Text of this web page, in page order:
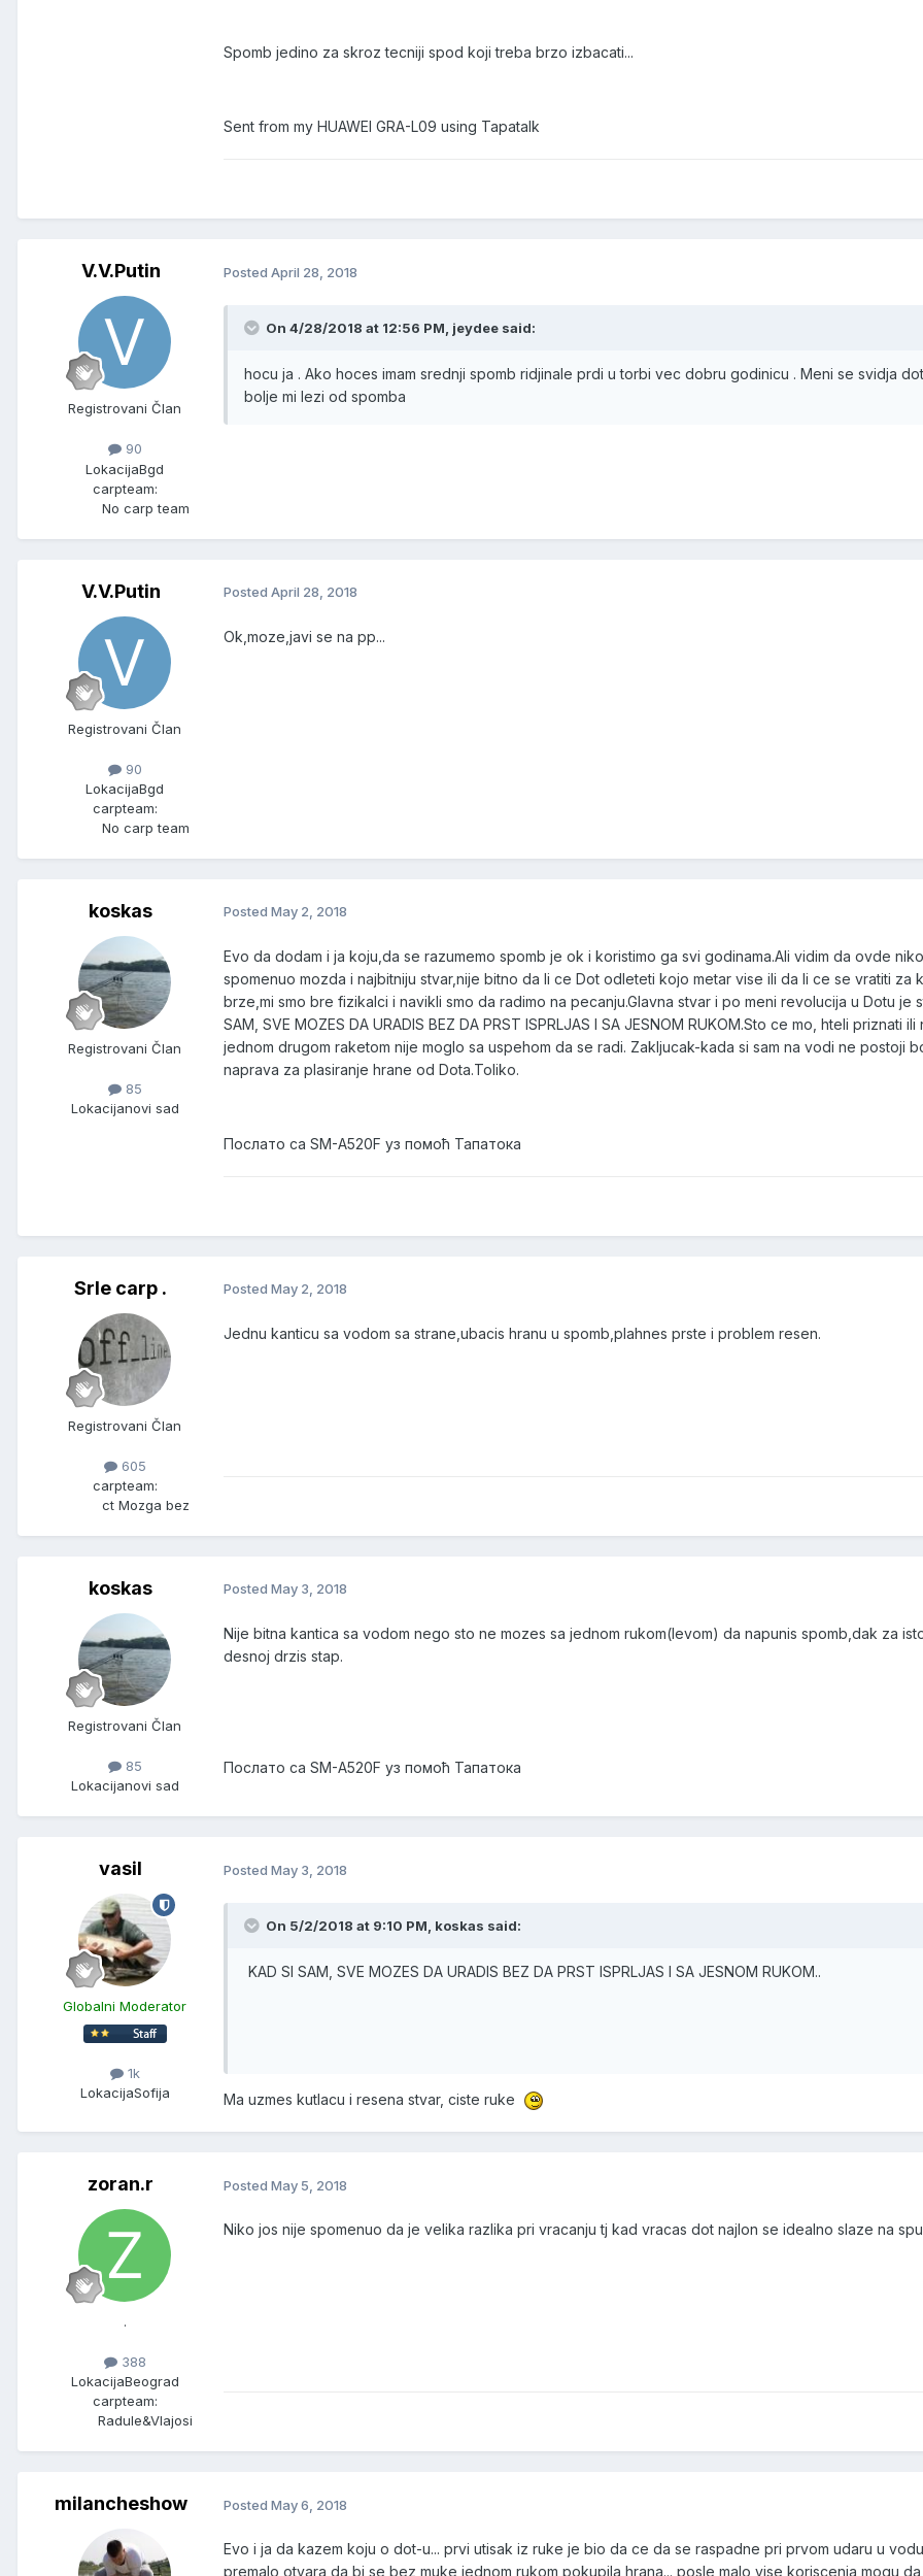
Spomb jedino za skroz tecniji spod koji treba brzo izbacati...
Sent from my HUAWEI GRA-L09 using Tapatalk
V.V.Putin
Registrovani Član
90
LokacijaBgd
carpteam:
No carp team
Posted April 28, 2018
On 4/28/2018 at 12:56 PM, jeydee said:
hocu ja . Ako hoces imam srednji spomb ridjinale prdi u torbi vec dobru godinicu . Meni se svidja
bolje mi lezi od spomba
V.V.Putin
Registrovani Član
90
LokacijaBgd
carpteam:
No carp team
Posted April 28, 2018
Ok,moze,javi se na pp...
koskas
Registrovani Član
85
Lokacijanovi sad
Posted May 2, 2018
Evo da dodam i ja koju,da se razumemo spomb je ok i koristimo ga svi godinama.Ali vidim da ovde
spomenuo mozda i najbitniju stvar,nije bitno da li ce Dot odleteti kojo metar vise ili da li ce se vratiti za
brze,mi smo bre fizikalci i navikli smo da radimo na pecanju.Glavna stvar i po meni revolucija u Dotu je
SAM, SVE MOZES DA URADIS BEZ DA PRST ISPRLJAS I SA JESNOM RUKOM.Sto ce mo, hteli priznati ili
jednom drugom raketom nije moglo sa uspehom da se radi. Zakljucak-kada si sam na vodi ne postoji
naprava za plasiranje hrane od Dota.Toliko.
Послато са SM-A520F уз помоћ Тапатока
Srle carp .
Registrovani Član
605
carpteam:
ct Mozga bez
Posted May 2, 2018
Jednu kanticu sa vodom sa strane,ubacis hranu u spomb,plahnes prste i problem resen.
koskas
Registrovani Član
85
Lokacijanovi sad
Posted May 3, 2018
Nije bitna kantica sa vodom nego sto ne mozes sa jednom rukom(levom) da napunis spomb,dak za
desnoj drzis stap.
Послато са SM-A520F уз помоћ Тапатока
vasil
Globalni Moderator
1k
LokacijaSofija
Posted May 3, 2018
On 5/2/2018 at 9:10 PM, koskas said:
KAD SI SAM, SVE MOZES DA URADIS BEZ DA PRST ISPRLJAS I SA JESNOM RUKOM..
Ma uzmes kutlacu i resena stvar, ciste ruke
zoran.r
.
388
LokacijaBeograd
carpteam:
Radule&Vlajosi
Posted May 5, 2018
Niko jos nije spomenuo da je velika razlika pri vracanju tj kad vracas dot najlon se idealno slaze na
milancheshow Posted May 6, 2018
Evo i ja da kazem koju o dot-u... prvi utisak iz ruke je bio da ce da se raspadne pri prvom udaru u
premalo otvara da bi se bez muke jednom rukom pokupila hrana... posle malo vise koriscenja mogu